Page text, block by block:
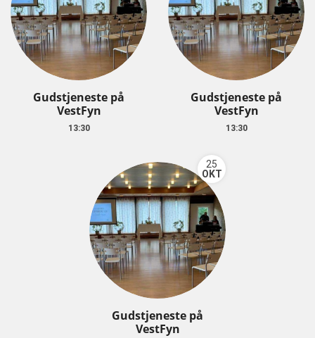
Gudstjeneste på
VestFyn
13:30
Gudstjeneste på
VestFyn
13:30
25
OKT
Gudstjeneste på
VestFyn